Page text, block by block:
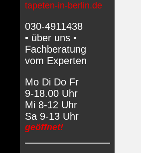
tapeten-in-berlin.de
030-4911438
• über uns •
Fachberatung
vom Experten
Mo Di Do Fr
9-18.00 Uhr
Mi 8-12 Uhr
Sa 9-13 Uhr
geöffnet!